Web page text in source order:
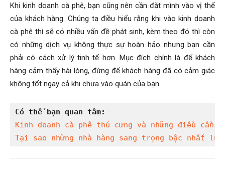
Khi kinh doanh cà phê, bạn cũng nên cần đặt mình vào vị thế
của khách hàng. Chúng ta điều hiểu rằng khi vào kinh doanh
cà phê thì sẽ có nhiều vấn đề phát sinh, kèm theo đó thì còn
có những dịch vụ không thực sự hoàn hảo nhưng bạn cần
phải có cách xử lý tinh tế hơn. Mục đích chính là để khách
hàng cảm thấy hài lòng, đừng để khách hàng đã có cảm giác
không tốt ngay cả khi chưa vào quán của bạn.
Có thể bạn quan tâm:
Kinh doanh cà phê thú cưng và những điều cần
Tại sao những nhà hàng sang trọng bậc nhất